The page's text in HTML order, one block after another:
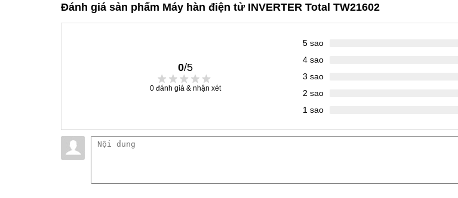
Đánh giá sản phẩm Máy hàn điện tử INVERTER Total TW21602
0/5
0đánh giá & nhận xét
5 sao
4 sao
3 sao
2 sao
1 sao